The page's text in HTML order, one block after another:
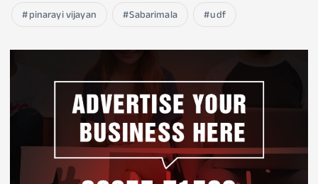
pinarayi vijayan
Sabarimala udf